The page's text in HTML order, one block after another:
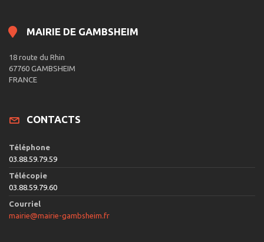
MAIRIE DE GAMBSHEIM
18 route du Rhin
67760 GAMBSHEIM
FRANCE
CONTACTS
Téléphone
03.88.59.79.59
Télécopie
03.88.59.79.60
Courriel
mairie@mairie-gambsheim.fr